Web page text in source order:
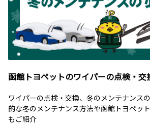
函館トヨペットのワイパーの点検・交
ワイパーの点検・交換、冬のメンテナンス
的な冬のメンテナンス方法や函館トヨペッ
もご紹介